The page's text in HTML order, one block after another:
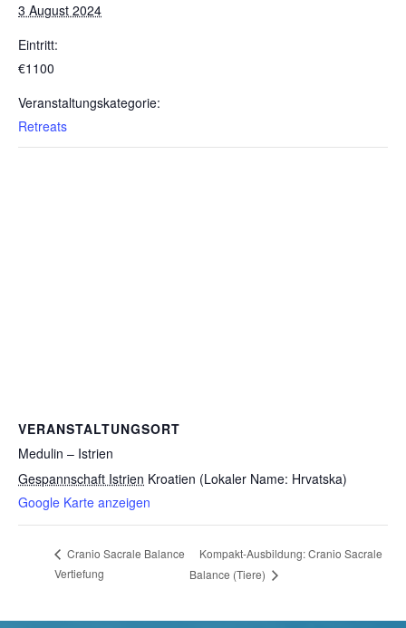
3 August 2024
Eintritt:
€1100
Veranstaltungskategorie:
Retreats
VERANSTALTUNGSORT
Medulin – Istrien
Gespannschaft Istrien Kroatien (Lokaler Name: Hrvatska)
Google Karte anzeigen
Cranio Sacrale Balance
Vertiefung
Kompakt-Ausbildung: Cranio Sacrale
Balance (Tiere)